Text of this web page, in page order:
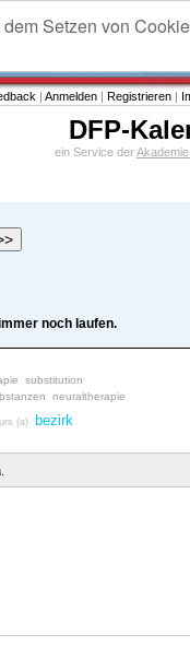
Setzen von
| Anmelden | Registrieren |
DFP-
ein Service der
noch laufen.
substitution
neuraltherapie
(a) bezirk